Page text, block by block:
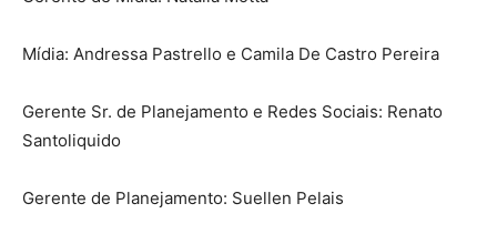
Mídia: Andressa Pastrello e Camila De Castro Pereira
Gerente Sr. de Planejamento e Redes Sociais: Renato
Santoliquido
Gerente de Planejamento: Suellen Pelais